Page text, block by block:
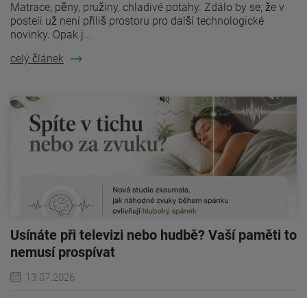
Matrace, pěny, pružiny, chladivé potahy. Zdálo by se, že v
posteli už není příliš prostoru pro další technologické
novinky. Opak j...
celý článek
Usínáte při televizi nebo hudbě? Vaší paměti to
nemusí prospívat
13.07.2026